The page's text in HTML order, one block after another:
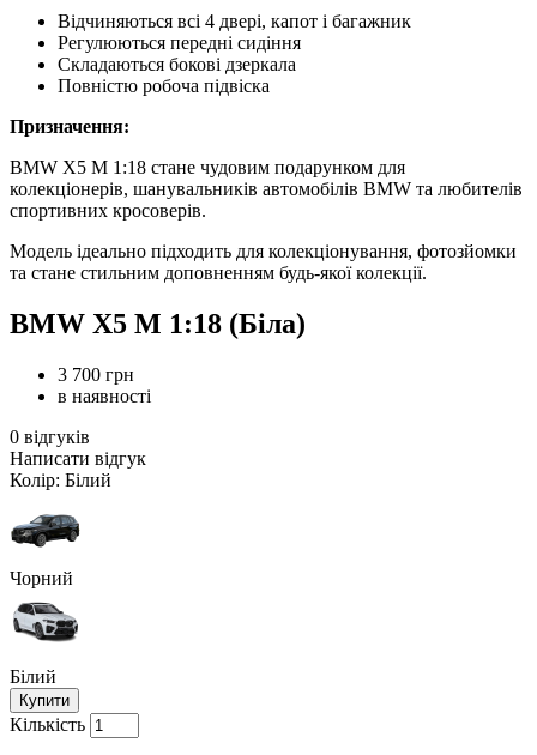
Відчиняються всі 4 двері, капот і багажник
Регулюються передні сидіння
Складаються бокові дзеркала
Повністю робоча підвіска
Призначення:
BMW X5 M 1:18 стане чудовим подарунком для
колекціонерів, шанувальників автомобілів BMW та любителів
спортивних кросоверів.
Модель ідеально підходить для колекціонування, фотозйомки
та стане стильним доповненням будь-якої колекції.
BMW X5 M 1:18 (Біла)
3 700 грн
в наявності
0 відгуків
Написати відгук
Колір: Білий
Чорний
Білий
Купити
Кількість